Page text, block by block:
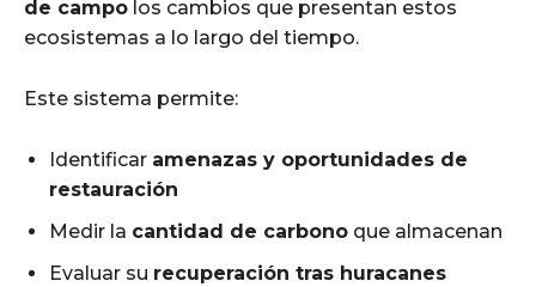
de campo los cambios que presentan estos
ecosistemas a lo largo del tiempo.
Este sistema permite:
Identificar amenazas y oportunidades de
restauración
Medir la cantidad de carbono que almacenan
Evaluar su recuperación tras huracanes